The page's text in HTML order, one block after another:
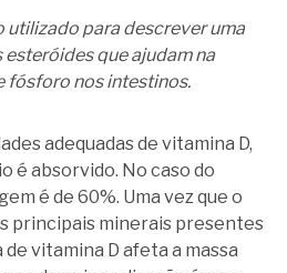
utilizado para descrever uma
que ajudam na
fósforo nos intestinos.
adequadas de vitamina D,
é absorvido. No caso do
é de 60%. Uma vez que o
principais minerais presentes
vitamina D afeta a massa